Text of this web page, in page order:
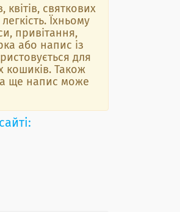
святкових
Їхньому
привітання,
або напис із
для
кошиків. Також
а ще напис може